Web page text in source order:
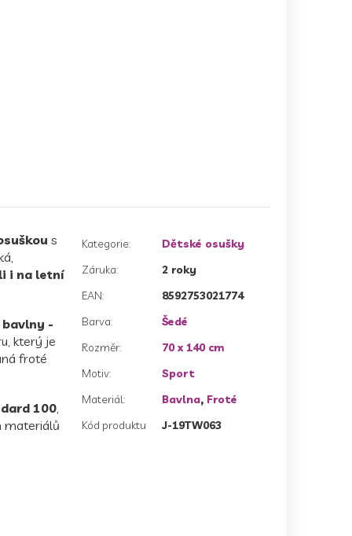
s
i na letní
bavlny -
který je
froté
100,
materiálů
Kategorie:
Dětské osušky
Záruka:
2 roky
EAN:
8592753021774
Barva:
Šedé
Rozměr:
70 x 140 cm
Motiv:
Sport
Materiál: Bavlna, Froté
Kód produktu
J-19TW063